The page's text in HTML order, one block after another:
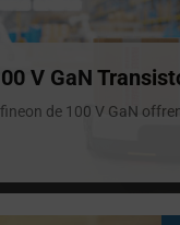
V GaN
de 100 V GaN